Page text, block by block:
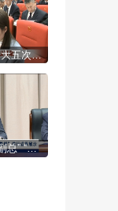
自治区十四届人大五次会议开幕
我市首批 “科技副总” “产业教授”进行成果展示